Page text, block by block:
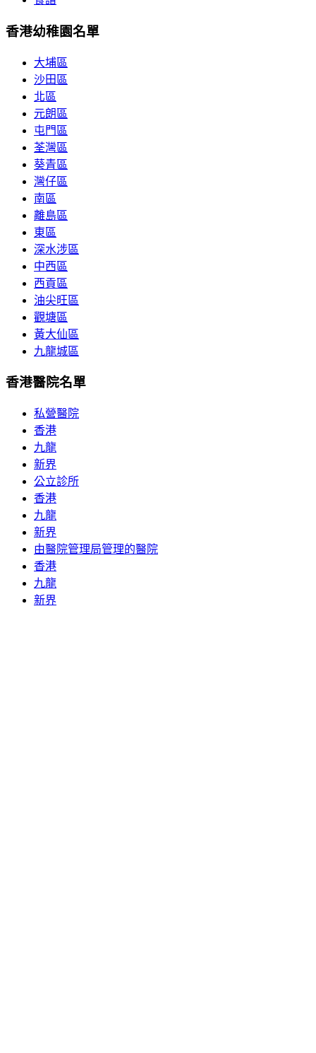
香港幼稚園名單
大埔區
沙田區
北區
元朗區
屯門區
荃灣區
葵青區
灣仔區
南區
離島區
東區
深水涉區
中西區
西貢區
油尖旺區
觀塘區
黃大仙區
九龍城區
香港醫院名單
私營醫院
香港
九龍
新界
公立診所
香港
九龍
新界
由醫院管理局管理的醫院
香港
九龍
新界